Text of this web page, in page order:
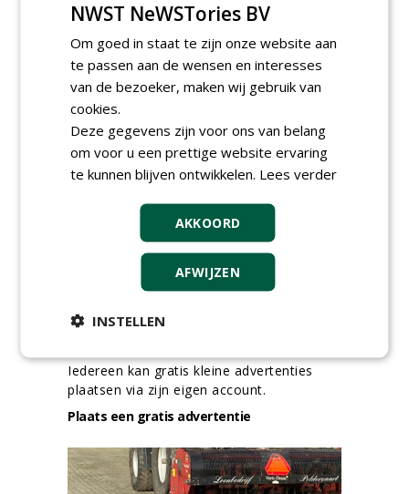
06-08-2026, Ven Zelderheide
Groeiplaats specialist bij
Boomtotaalzorg32-40 uur
30-07-2026, Schalkwijk
Boominspecteur bij
30-07-2026, Schalkwijk
meer Groene Banen
Iedereen kan gratis kleine advertenties
plaatsen via zijn eigen account.
Plaats een gratis advertentie
NWST NeWSTories BV
Om goed in staat te zijn onze website aan
te passen aan de wensen en interesses
van de bezoeker, maken wij gebruik van
cookies.
Deze gegevens zijn voor ons van belang
om voor u een prettige website ervaring
te kunnen blijven ontwikkelen. Lees verder
AKKOORD
AFWIJZEN
INSTELLEN